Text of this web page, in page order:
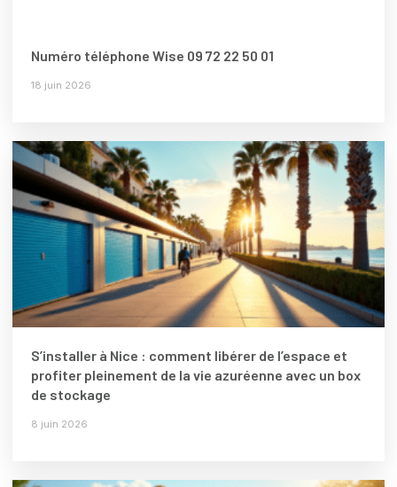
Numéro téléphone Wise 09 72 22 50 01
18 juin 2026
S’installer à Nice : comment libérer de l’espace et
profiter pleinement de la vie azuréenne avec un box
de stockage
8 juin 2026